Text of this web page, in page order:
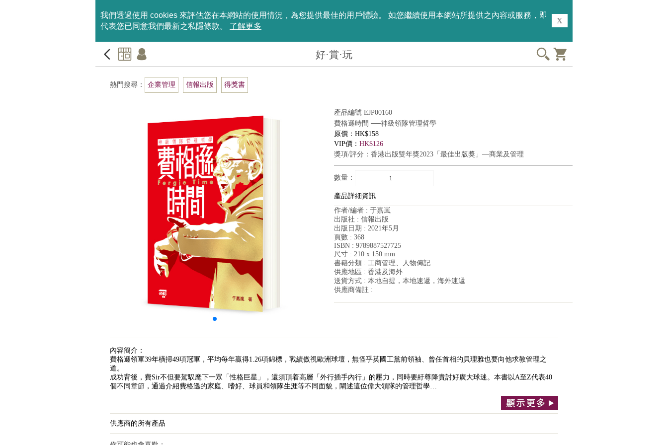
我們透過使用 cookies 來評估您在本網站的使用情況，為您提供最佳的用戶體驗。 如您繼續使用本網站所提供之內容或服務，即
代表您已同意我們最新之私隱條款。 了解更多
X
好·賞·玩
熱門搜尋： 企業管理 信報出版 得獎書
產品編號 EJP00160
費格遜時間 ──神級領隊管理哲學
原價：HK$158
VIP價： HK$126
獎項/評分：香港出版雙年獎2023「最佳出版獎」—商業及管理
數量：
產品詳細資訊
作者/編者 : 于嘉嵐
出版社 : 信報出版
出版日期 : 2021年5月
頁數 : 368
ISBN : 9789887527725
尺寸 : 210 x 150 mm
書籍分類 : 工商管理、人物傳記
供應地區 : 香港及海外
送貨方式 : 本地自提，本地速遞，海外速遞
供應商備註 :
內容簡介：
費格遜領軍39年橫掃49項冠軍，平均每年贏得1.26項錦標，戰績傲視歐洲球壇，無怪乎英國工黨前領袖、曾任首相的貝理雅也要向他求教管理之
道。
成功背後，費Sir不但要駕馭麾下一眾「性格巨星」，還須頂着高層「外行插手內行」的壓力，同時要紆尊降貴討好廣大球迷。本書以A至Z代表40
個不同章節，通過介紹費格遜的家庭、嗜好、球員和領隊生涯等不同面貌，闡述這位偉大領隊的管理哲學…
供應商的所有產品